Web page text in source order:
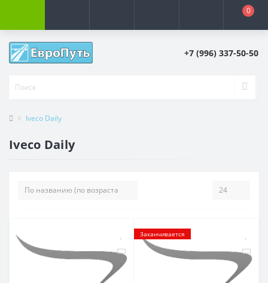
0
+7 (996) 337-50-50
Iveco Daily
Iveco Daily
Заканчивается